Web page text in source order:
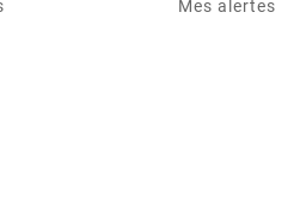
Mes alertes